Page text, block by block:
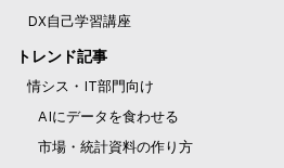
DX自己学習講座
トレンド記事
情シス・IT部門向け
AIにデータを食わせる
市場・統計資料の作り方